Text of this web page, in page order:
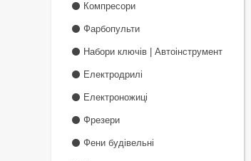
⚫ Компресори
⚫ Фарбопульти
⚫ Набори ключів | Автоінструмент
⚫ Електродрилі
⚫ Електроножиці
⚫ Фрезери
⚫ Фени будівельні